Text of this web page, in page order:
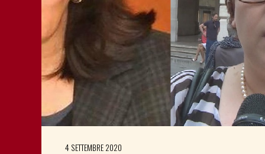
4 SETTEMBRE 2020